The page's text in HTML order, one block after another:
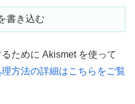
書き込む
ために Akismet を使って
方法の詳細はこちらをご覧